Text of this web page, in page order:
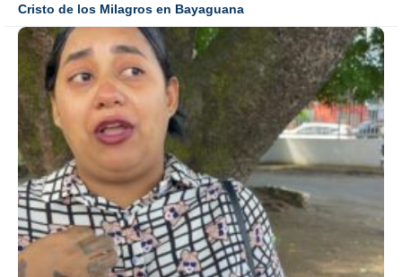
Cristo de los Milagros en Bayaguana